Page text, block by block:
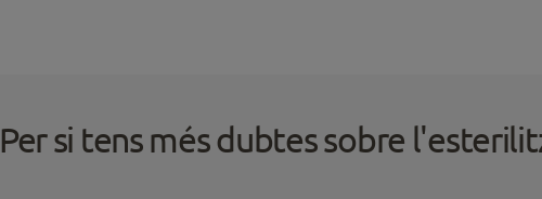
Per si tens més dubtes sobre